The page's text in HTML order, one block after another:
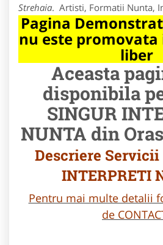
Strehaia. Artisti, Formatii Nunta,
Pagina
nu este promovata
liber
Aceasta
disponibila
SINGUR
NUNTA din
Descriere Servicii
INTERPRETI
Pentru mai multe detalii
de